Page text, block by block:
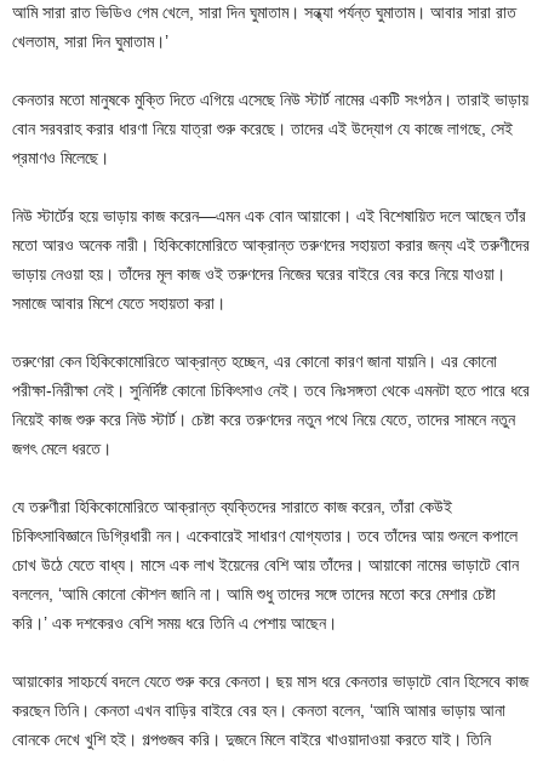
আমি সারা রাত ভিডিও গেম খেলে, সারা দিন ঘুমাতাম। সন্ধ্যা পর্যন্ত ঘুমাতাম। আবার সারা রাত
খেলতাম, সারা দিন ঘুমাতাম।’
কেনতার মতো মানুষকে মুক্তি দিতে এগিয়ে এসেছে নিউ স্টার্ট নামের একটি সংগঠন। তারাই ভাড়ায়
বোন সরবরাহ করার ধারণা নিয়ে যাত্রা শুরু করেছে। তাদের এই উদ্যোগ যে কাজে লাগছে, সেই
প্রমাণও মিলেছে।
নিউ স্টার্টের হয়ে ভাড়ায় কাজ করেন—এমন এক বোন আয়াকো। এই বিশেষায়িত দলে আছেন তাঁর
মতো আরও অনেক নারী। হিকিকোমোরিতে আক্রান্ত তরুণদের সহায়তা করার জন্য এই তরুণীদের
ভাড়ায় নেওয়া হয়। তাঁদের মূল কাজ ওই তরুণদের নিজের ঘরের বাইরে বের করে নিয়ে যাওয়া।
সমাজে আবার মিশে যেতে সহায়তা করা।
তরুণেরা কেন হিকিকোমোরিতে আক্রান্ত হচ্ছেন, এর কোনো কারণ জানা যায়নি। এর কোনো
পরীক্ষা-নিরীক্ষা নেই। সুনির্দিষ্ট কোনো চিকিৎসাও নেই। তবে নিঃসঙ্গতা থেকে এমনটা হতে পারে ধরে
নিয়েই কাজ শুরু করে নিউ স্টার্ট। চেষ্টা করে তরুণদের নতুন পথে নিয়ে যেতে, তাদের সামনে নতুন
জগৎ মেলে ধরতে।
যে তরুণীরা হিকিকোমোরিতে আক্রান্ত ব্যক্তিদের সারাতে কাজ করেন, তাঁরা কেউই
চিকিৎসাবিজ্ঞানে ডিগ্রিধারী নন। একেবারেই সাধারণ যোগ্যতার। তবে তাঁদের আয় শুনলে কপালে
চোখ উঠে যেতে বাধ্য। মাসে এক লাখ ইয়েনের বেশি আয় তাঁদের। আয়াকো নামের ভাড়াটে বোন
বললেন, ‘আমি কোনো কৌশল জানি না। আমি শুধু তাদের সঙ্গে তাদের মতো করে মেশার চেষ্টা
করি।’ এক দশকেরও বেশি সময় ধরে তিনি এ পেশায় আছেন।
আয়াকোর সাহচর্যে বদলে যেতে শুরু করে কেনতা। ছয় মাস ধরে কেনতার ভাড়াটে বোন হিসেবে কাজ
করছেন তিনি। কেনতা এখন বাড়ির বাইরে বের হন। কেনতা বলেন, ‘আমি আমার ভাড়ায় আনা
বোনকে দেখে খুশি হই। গল্পগুজব করি। দুজনে মিলে বাইরে খাওয়াদাওয়া করতে যাই। তিনি